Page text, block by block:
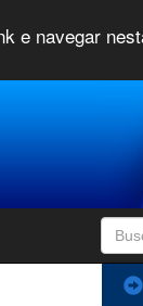
e navegar